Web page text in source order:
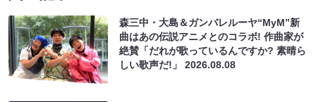
森三中・大島＆ガンバレルーヤ“MyM”新
曲はあの伝説アニメとのコラボ! 作曲家が
絶賛「だれが歌っているんですか? 素晴ら
しい歌声だ!」2026.08.08